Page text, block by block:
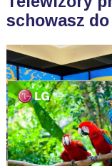
schowasz